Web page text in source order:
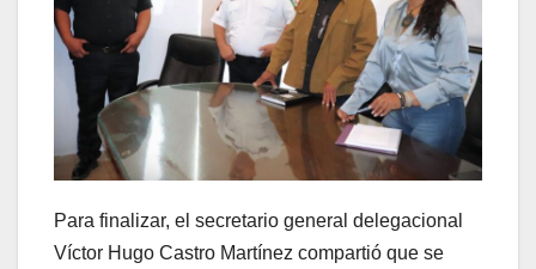
Para finalizar, el secretario general delegacional
Víctor Hugo Castro Martínez compartió que se